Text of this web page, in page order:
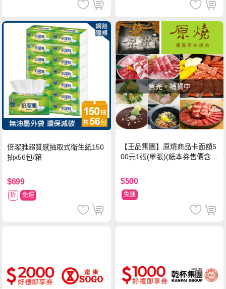
倍潔雅超質感抽取式衛生紙150
抽x56包/箱
$699
折 免運
售完，補貨中
【王品集團】原燒商品卡面額5
00元1張(單張)(紙本券售價含平
$500
免運